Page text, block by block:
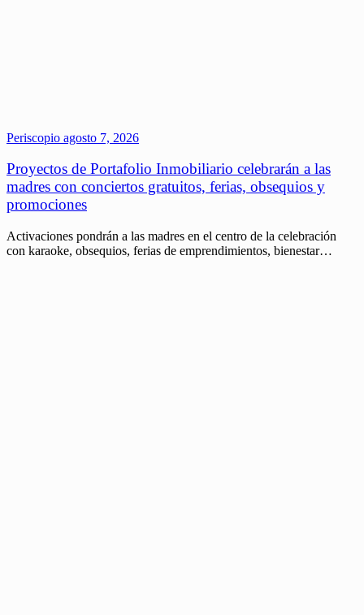
Periscopio agosto 7, 2026
Proyectos de Portafolio Inmobiliario celebrarán a las
madres con conciertos gratuitos, ferias, obsequios y
promociones
Activaciones pondrán a las madres en el centro de la celebración
con karaoke, obsequios, ferias de emprendimientos, bienestar…